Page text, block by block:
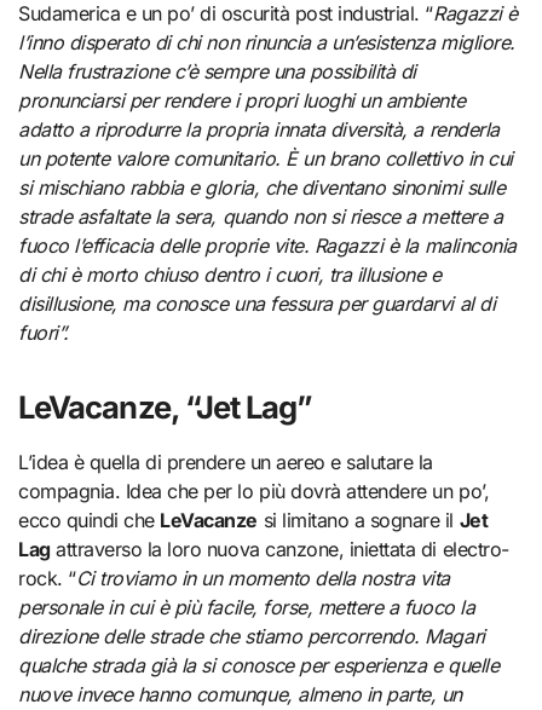
Sudamerica e un po’ di oscurità post industrial. “Ragazzi è
l’inno disperato di chi non rinuncia a un’esistenza migliore.
Nella frustrazione c’è sempre una possibilità di
pronunciarsi per rendere i propri luoghi un ambiente
adatto a riprodurre la propria innata diversità, a renderla
un potente valore comunitario. È un brano collettivo in cui
si mischiano rabbia e gloria, che diventano sinonimi sulle
strade asfaltate la sera, quando non si riesce a mettere a
fuoco l’efficacia delle proprie vite. Ragazzi è la malinconia
di chi è morto chiuso dentro i cuori, tra illusione e
disillusione, ma conosce una fessura per guardarvi al di
fuori”.
LeVacanze, “Jet Lag”
L’idea è quella di prendere un aereo e salutare la
compagnia. Idea che per lo più dovrà attendere un po’,
ecco quindi che LeVacanze si limitano a sognare il Jet
Lagattraverso la loro nuova canzone, iniettata di electro-
rock. “Ci troviamo in un momento della nostra vita
personale in cui è più facile, forse, mettere a fuoco la
direzione delle strade che stiamo percorrendo. Magari
qualche strada già la si conosce per esperienza e quelle
nuove invece hanno comunque, almeno in parte, un